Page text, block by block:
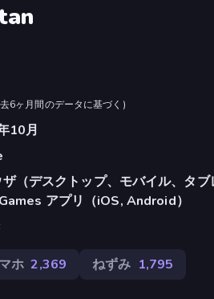
6ヶ月間のデータに基づく )
10月
（デスクトップ、モバイル、タブ
アプリ（iOS, Android）
ホ 2,369 ねずみ 1,795